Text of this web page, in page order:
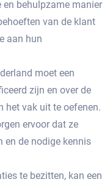
behulpzame manier
van de klant
aan hun
moet een
zijn en over de
het vak uit te oefenen.​
ervoor dat ze
en de nodige kennis
te bezitten, kan een